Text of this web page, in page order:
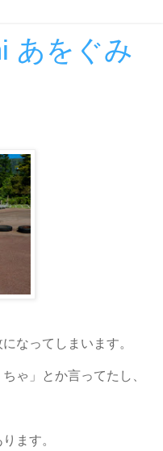
あをぐみ
なってしまいます。
ゃ」とか言ってたし、
ます。